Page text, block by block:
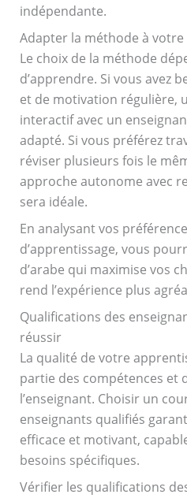
indépendante.
Adapter la méthode à votre
Le choix de la méthode
d’apprendre. Si vous avez
et de motivation régulière,
interactif avec un
adapté. Si vous préférez
réviser plusieurs fois le
approche autonome avec
sera idéale.
En analysant vos
d’apprentissage, vous
d’arabe qui maximise vos
rend l’expérience plus
Qualifications des
réussir
La qualité de votre
partie des compétences et
l’enseignant. Choisir un
enseignants qualifiés
efficace et motivant,
besoins spécifiques.
Vérifier les qualifications